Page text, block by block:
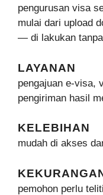
pengurusan visa
mulai dari upload
— di lakukan
LAYANAN
pengajuan e-visa,
pengiriman hasil
KELEBIHAN
mudah di akses
pemohon perlu